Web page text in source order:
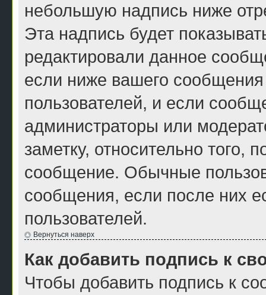
небольшую надпись ниже
Эта надпись будет
редактировали данное
если ниже вашего
пользователей, и если
администраторы или
заметку, относительно того,
сообщение. Обычные
сообщения, если после них
пользователей.
Вернуться наверх
Как добавить подпись к
Чтобы добавить подпись к